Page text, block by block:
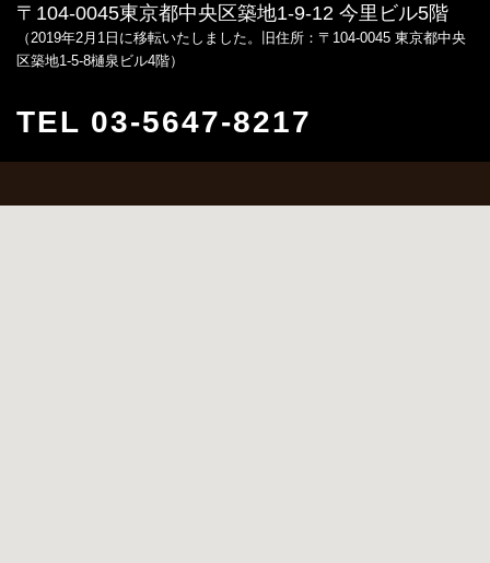
〒104-0045東京都中央区築地1-9-12 今里ビル5階
（2019年2月1日に移転いたしました。旧住所：〒104-0045 東京都中央
区築地1-5-8樋泉ビル4階）
TEL 03-5647-8217